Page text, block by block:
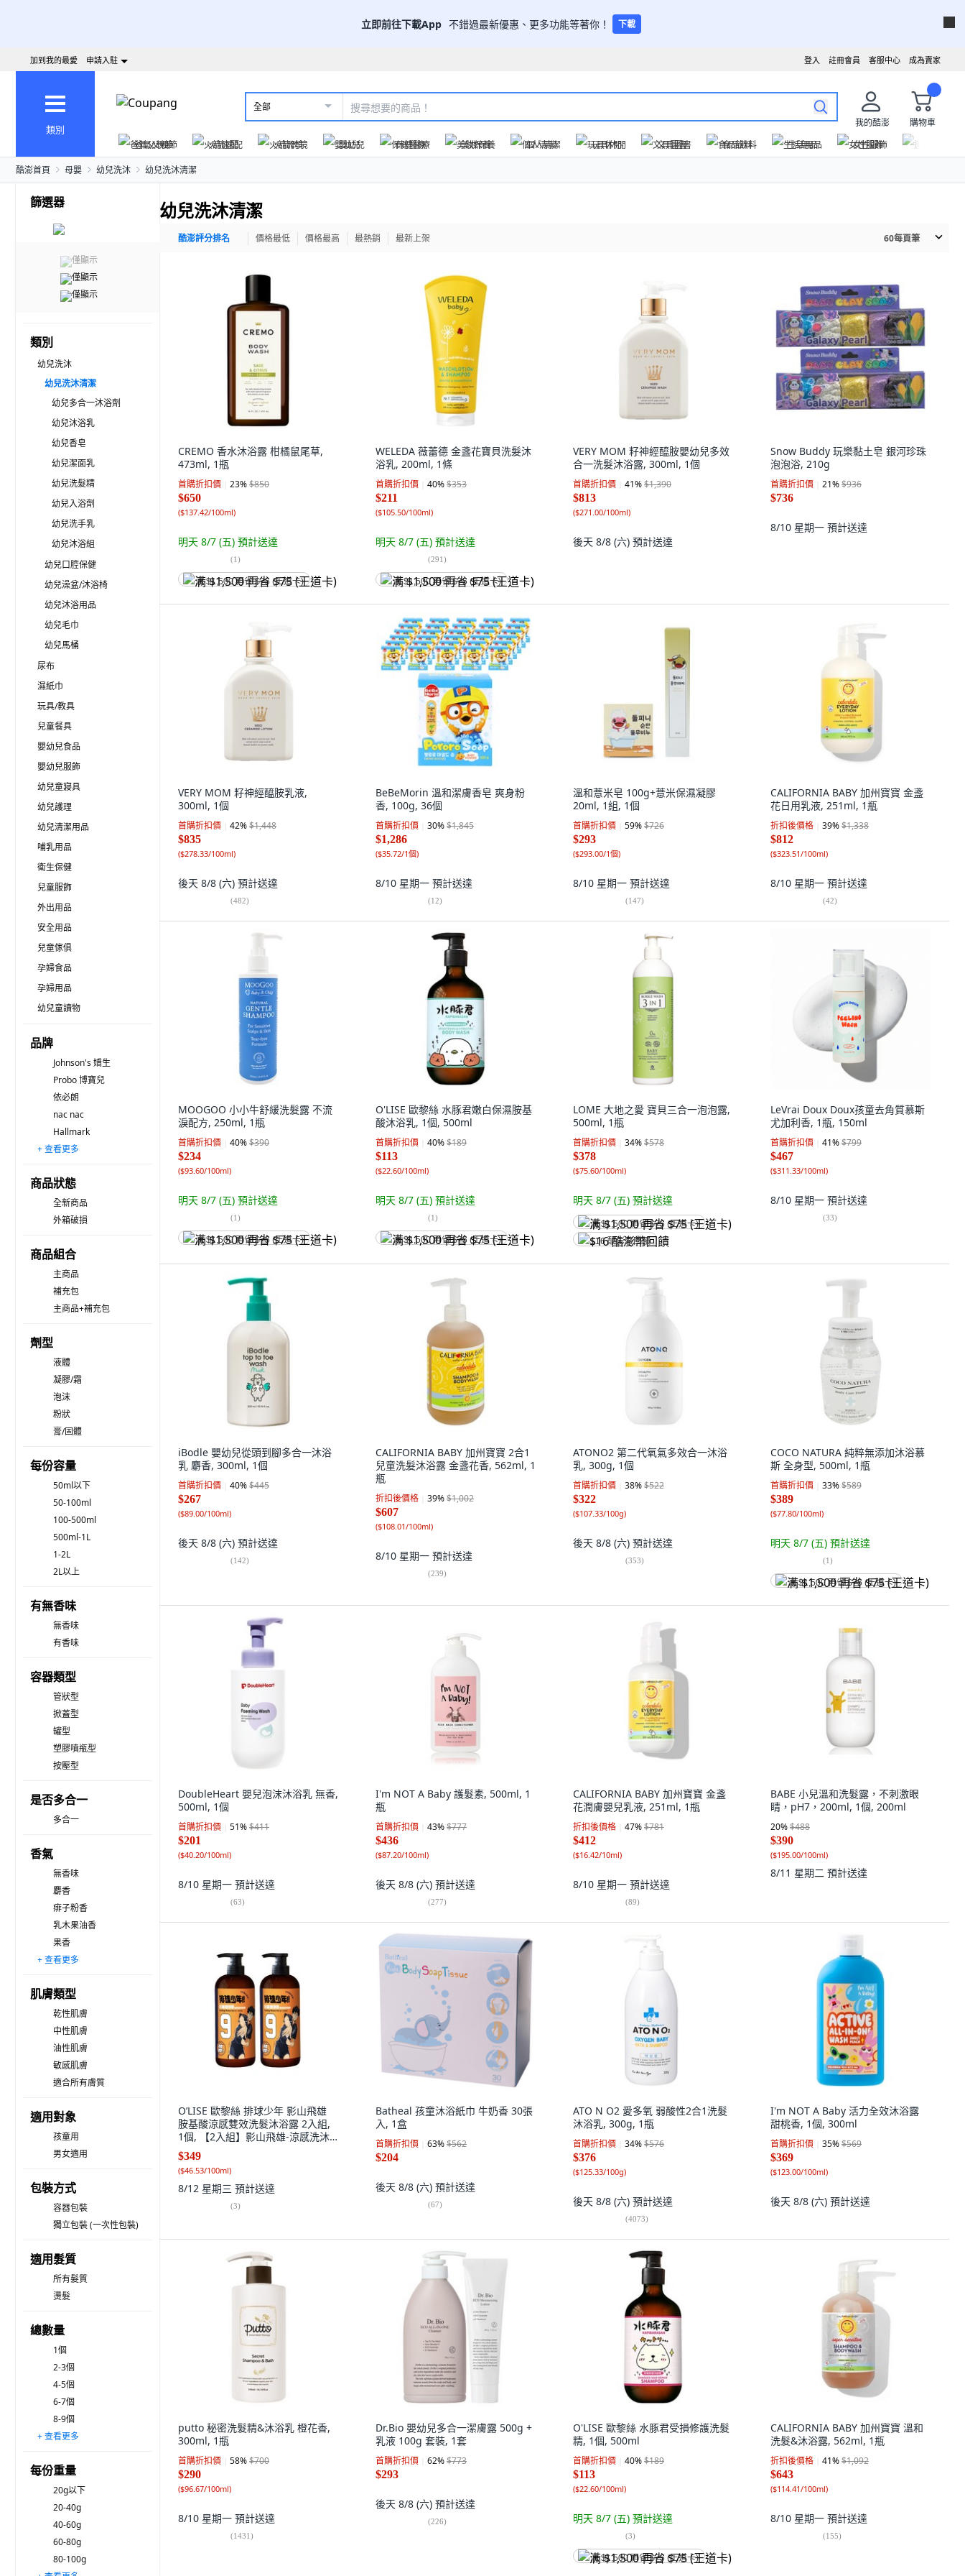
立即前往下載App 不錯過最新優惠、更多功能等著你！ 下載
成為賣家
客服中心
註冊會員
登入
加到我的最愛 申請入駐
類別
全部
我的酷澎
購物車
爸氣父親節
火箭速配 火箭跨境 嬰幼兒 保健醫療 美妝保養 個人清潔 玩具休閒 文具圖書 食品飲料 生活用品 女性服飾
酷澎首頁 母嬰 幼兒洗沐 幼兒洗沐清潔
篩選器
僅顯示
僅顯示
僅顯示
類別
幼兒洗沐
幼兒洗沐清潔
幼兒多合一沐浴劑
幼兒沐浴乳
幼兒香皂
幼兒潔面乳
幼兒洗髮精
幼兒入浴劑
幼兒洗手乳
幼兒沐浴組
幼兒口腔保健
幼兒澡盆/沐浴椅
幼兒沐浴用品
幼兒毛巾
幼兒馬桶
尿布
濕紙巾
玩具/教具
兒童餐具
嬰幼兒食品
嬰幼兒服飾
幼兒童寢具
幼兒護理
幼兒清潔用品
哺乳用品
衛生保健
兒童服飾
外出用品
安全用品
兒童傢俱
孕婦食品
孕婦用品
幼兒童讀物
品牌
Johnson's 嬌生
Probo 博寶兒
依必朗
nac nac
Hallmark
YOrSUn 悠森兒
mustela 慕之恬廊
chicco
台塑生醫
Kao 花王
KU.KU Duckbill 酷咕鴨 KUKU PLUS
Baby sebamed 施巴
Fees BEBE
Derma
EAU 淨耀
Cetaphil 舒特膚
nickelodeon
Aveeno baby
KLORANE 蔻蘿蘭
韓國 briel
+ 查看更多
商品狀態
全新商品
外箱破損
商品組合
主商品
補充包
主商品+補充包
劑型
液體
凝膠/霜
泡沫
粉狀
膏/固體
每份容量
50ml以下
50-100ml
100-500ml
500ml-1L
1-2L
2L以上
有無香味
無香味
有香味
容器類型
管狀型
掀蓋型
罐型
塑膠噴瓶型
按壓型
是否多合一
多合一
香氣
無香味
麝香
痱子粉香
乳木果油香
果香
花香
藥草木香
其他
+ 查看更多
肌膚類型
乾性肌膚
中性肌膚
油性肌膚
敏感肌膚
適合所有膚質
適用對象
孩童用
男女適用
包裝方式
容器包裝
獨立包裝 (一次性包裝)
適用髮質
所有髮質
燙髮
總數量
1個
2-3個
4-5個
6-7個
8-9個
10-11個
12個以上
+ 查看更多
每份重量
20g以下
20-40g
40-60g
60-80g
80-100g
幼兒洗沐清潔
酷澎評分排名 價格最低 價格最高 最熱銷 最新上架 60每頁筆
CREMO 香水沐浴露 柑橘鼠尾草,
473ml, 1瓶
首購折扣價 23%$850
$650
($137.42/100ml)
明天 8/7 (五) 預計送達
(1)
满 $1,500 再省 $75 (王道卡)
WELEDA 薇蕾德 金盞花寶貝洗髮沐
浴乳, 200ml, 1條
首購折扣價 40%$353
$211
($105.50/100ml)
明天 8/7 (五) 預計送達
(291)
满 $1,500 再省 $75 (王道卡)
VERY MOM 籽神經醯胺嬰幼兒多效
合一洗髮沐浴露, 300ml, 1個
首購折扣價 41%$1,390
$813
($271.00/100ml)
後天 8/8 (六) 預計送達
Snow Buddy 玩樂黏土皂 銀河珍珠
泡泡浴, 210g
首購折扣價 21%$936
$736
8/10 星期一 預計送達
VERY MOM 籽神經醯胺乳液,
300ml, 1個
首購折扣價 42%$1,448
$835
($278.33/100ml)
後天 8/8 (六) 預計送達
(482)
BeBeMorin 溫和潔膚香皂 爽身粉
香, 100g, 36個
首購折扣價 30%$1,845
$1,286
($35.72/1個)
8/10 星期一 預計送達
(12)
溫和薏米皂 100g+薏米保濕凝膠
20ml, 1組, 1個
首購折扣價 59%$726
$293
($293.00/1個)
8/10 星期一 預計送達
(147)
CALIFORNIA BABY 加州寶寶 金盞
花日用乳液, 251ml, 1瓶
折扣後價格 39%$1,338
$812
($323.51/100ml)
8/10 星期一 預計送達
(42)
MOOGOO 小小牛舒緩洗髮露 不流
淚配方, 250ml, 1瓶
首購折扣價 40%$390
$234
($93.60/100ml)
明天 8/7 (五) 預計送達
(1)
满 $1,500 再省 $75 (王道卡)
O'LISE 歐黎絲 水豚君嫩白保濕胺基
酸沐浴乳, 1個, 500ml
首購折扣價 40%$189
$113
($22.60/100ml)
明天 8/7 (五) 預計送達
(1)
满 $1,500 再省 $75 (王道卡)
LOME 大地之愛 寶貝三合一泡泡露,
500ml, 1瓶
首購折扣價 34%$578
$378
($75.60/100ml)
明天 8/7 (五) 預計送達
满 $1,500 再省 $75 (王道卡)
$16 酷澎幣回饋
LeVrai Doux Doux孩童去角質慕斯
尤加利香, 1瓶, 150ml
首購折扣價 41%$799
$467
($311.33/100ml)
8/10 星期一 預計送達
(33)
iBodle 嬰幼兒從頭到腳多合一沐浴
乳 麝香, 300ml, 1個
首購折扣價 40%$445
$267
($89.00/100ml)
後天 8/8 (六) 預計送達
(142)
CALIFORNIA BABY 加州寶寶 2合1
兒童洗髮沐浴露 金盞花香, 562ml, 1
瓶
折扣後價格 39%$1,002
$607
($108.01/100ml)
8/10 星期一 預計送達
(239)
ATONO2 第二代氧氣多效合一沐浴
乳, 300g, 1個
首購折扣價 38%$522
$322
($107.33/100g)
後天 8/8 (六) 預計送達
(353)
COCO NATURA 純粹無添加沐浴慕
斯 全身型, 500ml, 1瓶
首購折扣價 33%$589
$389
($77.80/100ml)
明天 8/7 (五) 預計送達
(1)
满 $1,500 再省 $75 (王道卡)
DoubleHeart 嬰兒泡沫沐浴乳 無香,
500ml, 1個
首購折扣價 51%$411
$201
($40.20/100ml)
8/10 星期一 預計送達
(63)
I'm NOT A Baby 護髮素, 500ml, 1
瓶
首購折扣價 43%$777
$436
($87.20/100ml)
後天 8/8 (六) 預計送達
(277)
CALIFORNIA BABY 加州寶寶 金盞
花潤膚嬰兒乳液, 251ml, 1瓶
折扣後價格 47%$781
$412
($16.42/10ml)
8/10 星期一 預計送達
(89)
BABE 小兒溫和洗髮露，不刺激眼
睛，pH7，200ml, 1個, 200ml
20%$488
$390
($195.00/100ml)
8/11 星期二 預計送達
O’LISE 歐黎絲 排球少年 影山飛雄
胺基酸涼感雙效洗髮沐浴露 2入組,
1個, 【2入組】影山飛雄-涼感洗沐
二合一, 750ml
$349
($46.53/100ml)
8/12 星期三 預計送達
(3)
Batheal 孩童沐浴紙巾 牛奶香 30張
入, 1盒
首購折扣價 63%$562
$204
後天 8/8 (六) 預計送達
(67)
ATO N O2 愛多氧 弱酸性2合1洗髮
沐浴乳, 300g, 1瓶
首購折扣價 34%$576
$376
($125.33/100g)
後天 8/8 (六) 預計送達
(4073)
I'm NOT A Baby 活力全效沐浴露
甜桃香, 1個, 300ml
首購折扣價 35%$569
$369
($123.00/100ml)
後天 8/8 (六) 預計送達
putto 秘密洗髮精&沐浴乳 橙花香,
300ml, 1瓶
首購折扣價 58%$700
$290
($96.67/100ml)
8/10 星期一 預計送達
(1431)
Dr.Bio 嬰幼兒多合一潔膚露 500g +
乳液 100g 套裝, 1套
首購折扣價 62%$773
$293
後天 8/8 (六) 預計送達
(226)
O'LISE 歐黎絲 水豚君受損修護洗髮
精, 1個, 500ml
首購折扣價 40%$189
$113
($22.60/100ml)
明天 8/7 (五) 預計送達
(3)
满 $1,500 再省 $75 (王道卡)
CALIFORNIA BABY 加州寶寶 溫和
洗髮&沐浴露, 562ml, 1瓶
折扣後價格 41%$1,092
$643
($114.41/100ml)
8/10 星期一 預計送達
(155)